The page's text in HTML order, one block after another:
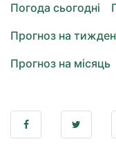
Погода сьогодні
Прогноз на
Прогноз на місяць